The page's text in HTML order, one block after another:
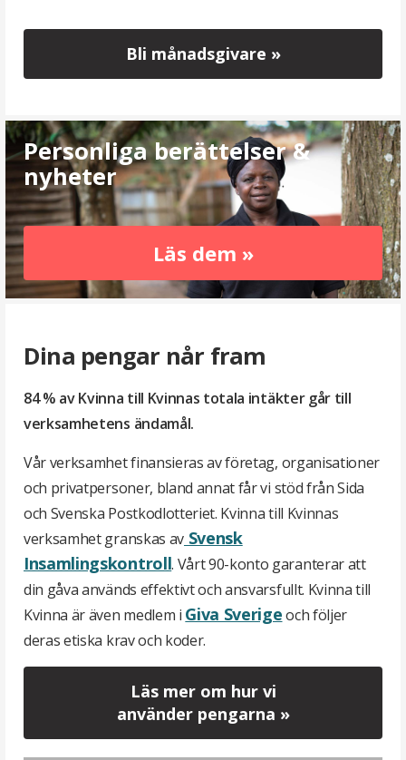
Bli månadsgivare »
Personliga berättelser &
nyheter
Läs dem »
Dina pengar når fram
84 % av Kvinna till Kvinnas totala intäkter går till
verksamhetens ändamål.
Vår verksamhet finansieras av företag, organisationer
och privatpersoner, bland annat får vi stöd från Sida
och Svenska Postkodlotteriet. Kvinna till Kvinnas
verksamhet granskas avSvensk
Insamlingskontroll. Vårt 90-konto garanterar att
din gåva används effektivt och ansvarsfullt. Kvinna till
Kvinna är även medlem i Giva Sverigeoch följer
deras etiska krav och koder.
Läs mer om hur vi
använder pengarna »